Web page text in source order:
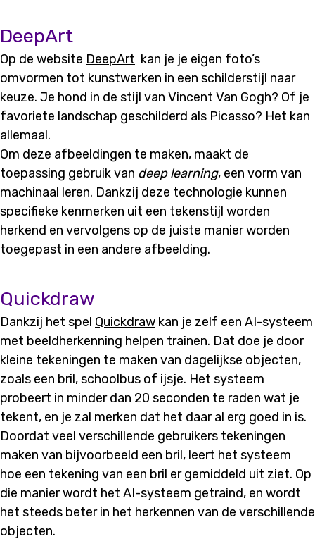
DeepArt
Op de website DeepArt kan je je eigen foto’s
omvormen tot kunstwerken in een schilderstijl naar
keuze. Je hond in de stijl van Vincent Van Gogh? Of je
favoriete landschap geschilderd als Picasso? Het kan
allemaal.
Om deze afbeeldingen te maken, maakt de
toepassing gebruik van deep learning, een vorm van
machinaal leren. Dankzij deze technologie kunnen
specifieke kenmerken uit een tekenstijl worden
herkend en vervolgens op de juiste manier worden
toegepast in een andere afbeelding.
Quickdraw
Dankzij het spel Quickdraw kan je zelf een AI-systeem
met beeldherkenning helpen trainen. Dat doe je door
kleine tekeningen te maken van dagelijkse objecten,
zoals een bril, schoolbus of ijsje. Het systeem
probeert in minder dan 20 seconden te raden wat je
tekent, en je zal merken dat het daar al erg goed in is.
Doordat veel verschillende gebruikers tekeningen
maken van bijvoorbeeld een bril, leert het systeem
hoe een tekening van een bril er gemiddeld uit ziet. Op
die manier wordt het AI-systeem getraind, en wordt
het steeds beter in het herkennen van de verschillende
objecten.